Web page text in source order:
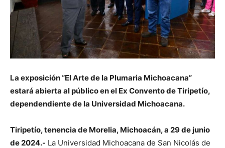
La exposición “El Arte de la Plumaria Michoacana”
estará abierta al público en el Ex Convento de Tiripetío,
dependendiente de la Universidad Michoacana.
Tiripetío, tenencia de Morelia, Michoacán, a 29 de junio
de 2024.- La Universidad Michoacana de San Nicolás de